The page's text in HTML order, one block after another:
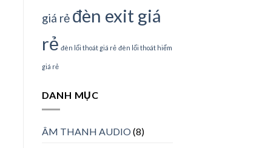
giá rẻ đèn exit giá
rẻ đèn lối thoát giá rẻ đèn lối thoát hiểm
giá rẻ
DANH MỤC
ÂM THANH AUDIO(8)